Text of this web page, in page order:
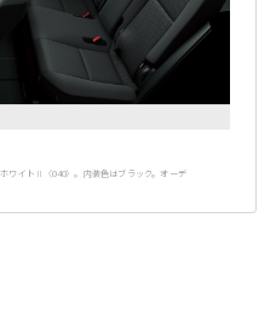
ワイトⅡ〈040〉。内装色はブラック。オーデ